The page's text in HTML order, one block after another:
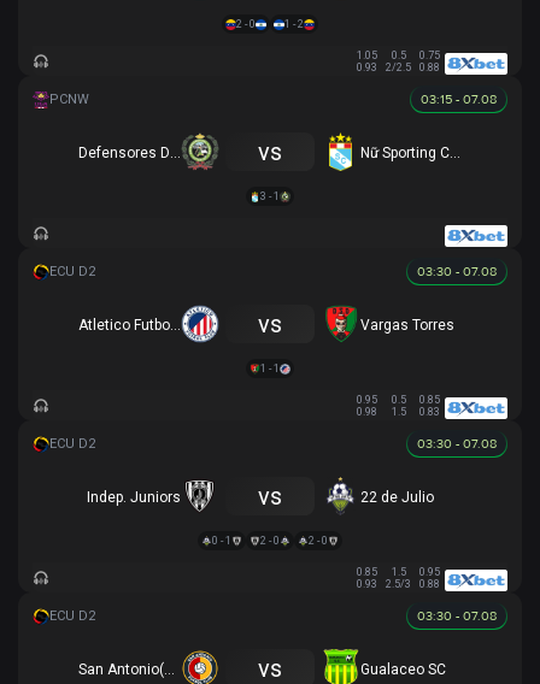
2 - 0 1 - 2
1.05 0.5
0.75
0.93
2/2.5 0.88
03:15 - 07.08
vs Nữ Sporting Cristal
3 - 1
03:30 - 07.08
Atletico Futbol Club vs Vargas Torres
1 - 1
0.95 0.5
0.85
0.98
1.5 0.83
03:30 - 07.08
Indep. Juniors vs 22 de Julio
0 - 1 2 - 0 2 - 0
0.85 1.5
0.95
0.93
2.5/3 0.88
03:30 - 07.08
San Antonio(ECU) vs Gualaceo SC